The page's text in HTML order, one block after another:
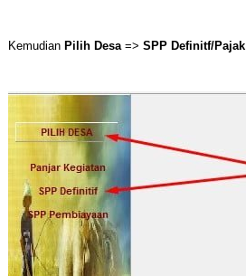
Kemudian Pilih Desa=> SPP Definitf/Pajak